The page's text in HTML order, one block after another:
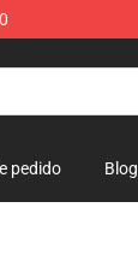
pedido Blog